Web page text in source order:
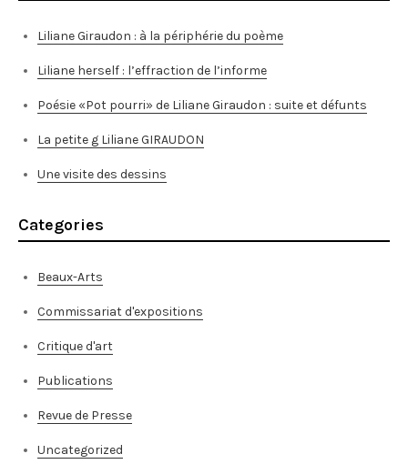
Liliane Giraudon : à la périphérie du poème
Liliane herself : l’effraction de l’informe
Poésie «Pot pourri» de Liliane Giraudon : suite et défunts
La petite g Liliane GIRAUDON
Une visite des dessins
Categories
Beaux-Arts
Commissariat d'expositions
Critique d'art
Publications
Revue de Presse
Uncategorized